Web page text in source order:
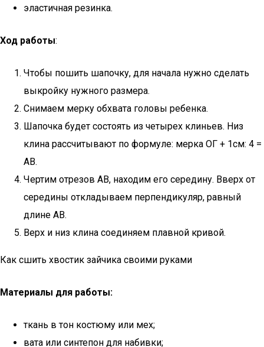
эластичная резинка.
Ход работы:
Чтобы пошить шапочку, для начала нужно сделать
выкройку нужного размера.
Снимаем мерку обхвата головы ребенка.
Шапочка будет состоять из четырех клиньев. Низ
клина рассчитывают по формуле: мерка ОГ + 1см: 4 =
АВ.
Чертим отрезов АВ, находим его середину. Вверх от
середины откладываем перпендикуляр, равный
длине АВ.
Верх и низ клина соединяем плавной кривой.
Как сшить хвостик зайчика своими руками
Материалы для работы:
ткань в тон костюму или мех;
вата или синтепон для набивки;